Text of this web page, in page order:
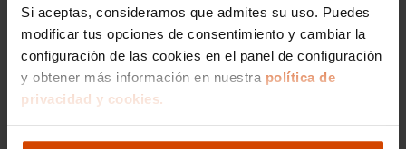
Si aceptas, consideramos que admites su uso. Puedes
modificar tus opciones de consentimiento y cambiar la
configuración de las cookies en el panel de configuración
y obtener más información en nuestra política de
privacidad y cookies.